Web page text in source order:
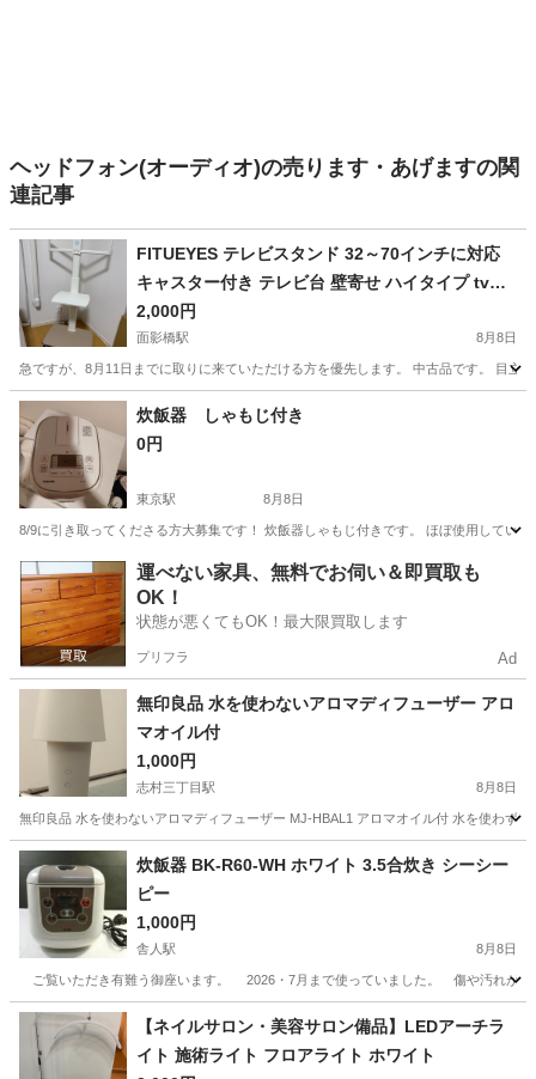
ヘッドフォン(オーディオ)の売ります・あげますの関
連記事
FITUEYES テレビスタンド 32～70インチに対応
キャスター付き テレビ台 壁寄せ ハイタイプ tvス
タンド 移動式 自立式 tv stand 幅60cmの木製台座
耐荷重40kg VESA600x400mmまで 高さ調整可能
左右首振り可能 棚板付き 木目調 ホワイト
2,000円
面影橋駅 8月8日
急ですが、8月11日までに取りに来ていただける方を優先します。 中古品です。 目
東京 新宿区 面影橋駅 テレビ
炊飯器 しゃもじ付き
0円
東京駅 8月8日
8/9に引き取ってくださる方大募集です！ 炊飯器しゃもじ付きです。 ほぼ使用してい
東京 中央区 東京駅 キッチン家電
運べない家具、無料でお伺い＆即買取も
OK！
状態が悪くてもOK！最大限買取します
プリフラ Ad
無印良品 水を使わないアロマディフューザー アロ
マオイル付
1,000円
志村三丁目駅 8月8日
無印良品 水を使わないアロマディフューザー MJ-HBAL1 アロマオイル付 水を使わず
東京 板橋区 志村三丁目駅 生活家電
炊飯器 BK-R60-WH ホワイト 3.5合炊き シーシー
ピー
1,000円
舎人駅 8月8日
ご覧いただき有難う御座います。 2026・7月まで使っていました。 傷や汚れが
東京 足立区 舎人駅 キッチン家電
【ネイルサロン・美容サロン備品】LEDアーチラ
イト 施術ライト フロアライト ホワイト